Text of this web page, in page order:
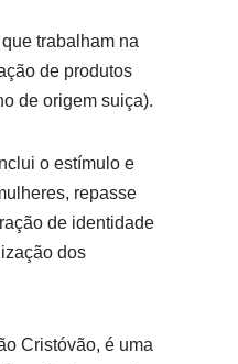
trabalham na
de produtos
de origem suiça).
o estímulo e
repasse
de identidade
dos
Cristóvão, é uma